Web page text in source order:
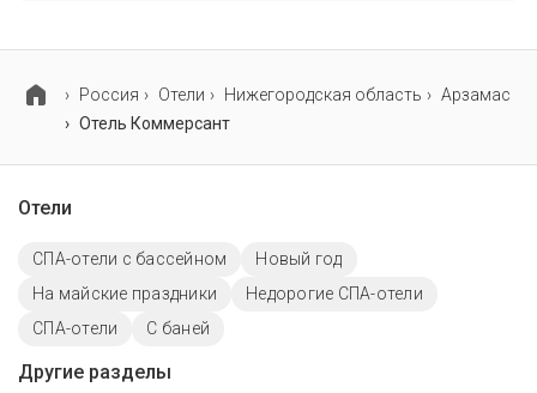
возможно, услуга оплачивается отдельно.
Россия Отели Нижегородская область
Арзамас
Отель Коммерсант
Отели
СПА-отели с бассейном
Новый год
На майские праздники
Недорогие СПА-отели
СПА-отели
С баней
Другие разделы